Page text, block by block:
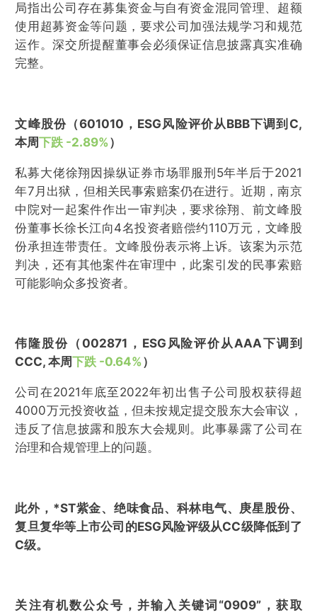
局指出公司存在募集资金与自有资金混同管理、超额
使用超募资金等问题，要求公司加强法规学习和规范
运作。深交所提醒董事会必须保证信息披露真实准确
完整。
文峰股份（601010，ESG风险评价从BBB下调到C,
本周下跌 -2.89%）
私募大佬徐翔因操纵证券市场罪服刑5年半后于2021
年7月出狱，但相关民事索赔案仍在进行。近期，南京
中院对一起案件作出一审判决，要求徐翔、前文峰股
份董事长徐长江向4名投资者赔偿约110万元，文峰股
份承担连带责任。文峰股份表示将上诉。该案为示范
判决，还有其他案件在审理中，此案引发的民事索赔
可能影响众多投资者。
伟隆股份（002871，ESG风险评价从AAA下调到
CCC, 本周下跌 -0.64%）
公司在2021年底至2022年初出售子公司股权获得超
4000万元投资收益，但未按规定提交股东大会审议，
违反了信息披露和股东大会规则。此事暴露了公司在
治理和合规管理上的问题。
此外，*ST紫金、绝味食品、科林电气、庚星股份、
复旦复华等上市公司的ESG风险评级从CC级降低到了
C级。
关注有机数公众号，并输入关键词“0909”，获取